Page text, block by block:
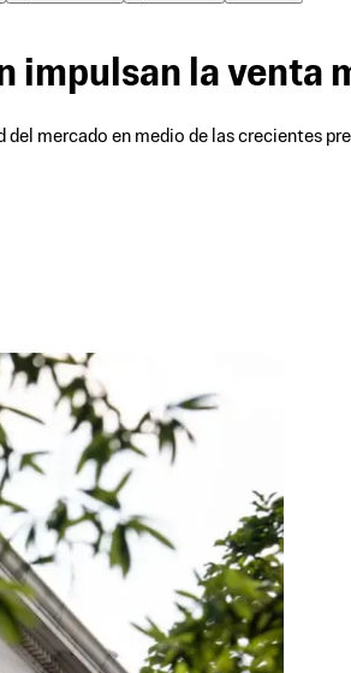
la venta
del mercado en medio de las crecientes